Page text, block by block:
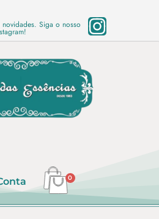
novidades. Siga o nosso
0